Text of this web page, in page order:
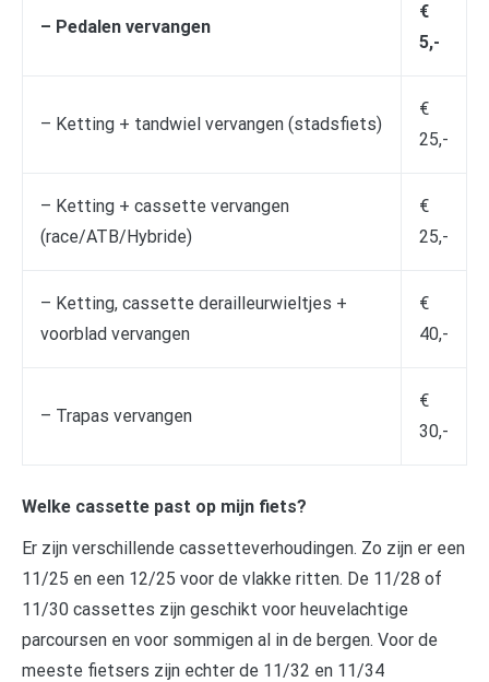
– Pedalen vervangen
€
5,-
– Ketting + tandwiel vervangen (stadsfiets)
€
25,-
– Ketting + cassette vervangen
(race/ATB/Hybride)
€
25,-
– Ketting, cassette derailleurwieltjes +
voorblad vervangen
€
40,-
– Trapas vervangen
€
30,-
Welke cassette past op mijn fiets?
Er zijn verschillende cassetteverhoudingen. Zo zijn er een
11/25 en een 12/25 voor de vlakke ritten. De 11/28 of
11/30 cassettes zijn geschikt voor heuvelachtige
parcoursen en voor sommigen al in de bergen. Voor de
meeste fietsers zijn echter de 11/32 en 11/34